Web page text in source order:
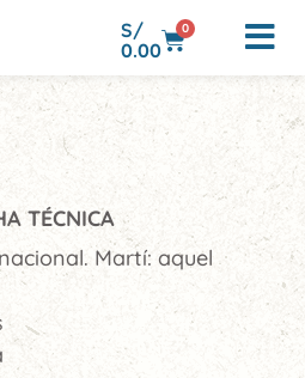
S/
0.00
0
TÉCNICA
Martí: aquel